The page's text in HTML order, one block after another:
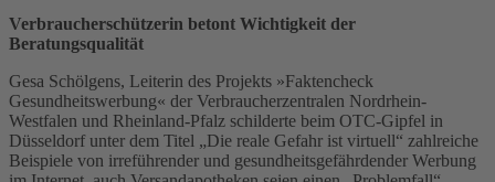
Verbraucherschützerin betont Wichtigkeit der
Beratungsqualität
Gesa Schölgens, Leiterin des Projekts »Faktencheck
Gesundheitswerbung« der Verbraucherzentralen Nordrhein-
Westfalen und Rheinland-Pfalz schilderte beim OTC-Gipfel in
Düsseldorf unter dem Titel „Die reale Gefahr ist virtuell“ zahlreiche
Beispiele von irreführender und gesundheitsgefährdender Werbung